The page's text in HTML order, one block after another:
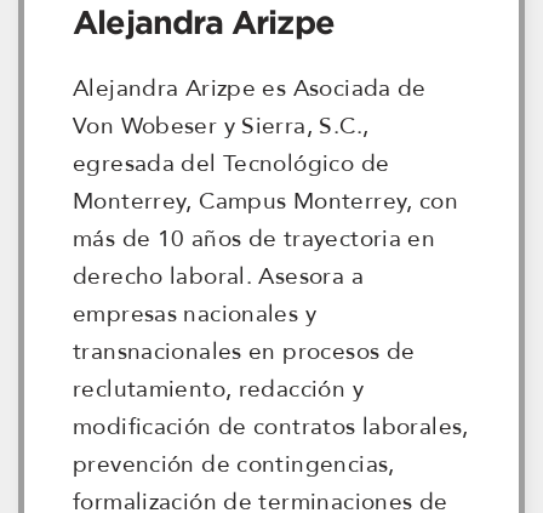
Alejandra Arizpe
Alejandra Arizpe es Asociada de
Von Wobeser y Sierra, S.C.,
egresada del Tecnológico de
Monterrey, Campus Monterrey, con
más de 10 años de trayectoria en
derecho laboral. Asesora a
empresas nacionales y
transnacionales en procesos de
reclutamiento, redacción y
modificación de contratos laborales,
prevención de contingencias,
formalización de terminaciones de